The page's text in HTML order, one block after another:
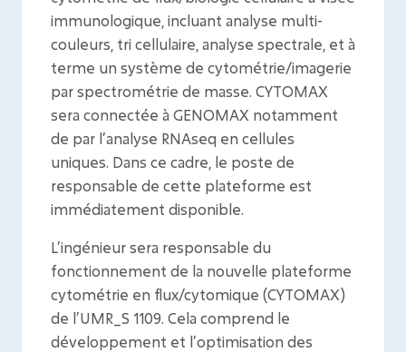
immunologique, incluant analyse multi-
couleurs, tri cellulaire, analyse spectrale, et à
terme un système de cytométrie/imagerie
par spectrométrie de masse. CYTOMAX
sera connectée à GENOMAX notamment
de par l’analyse RNAseq en cellules
uniques. Dans ce cadre, le poste de
responsable de cette plateforme est
immédiatement disponible.
L’ingénieur sera responsable du
fonctionnement de la nouvelle plateforme
cytométrie en flux/cytomique (CYTOMAX)
de l’UMR_S 1109. Cela comprend le
développement et l’optimisation des